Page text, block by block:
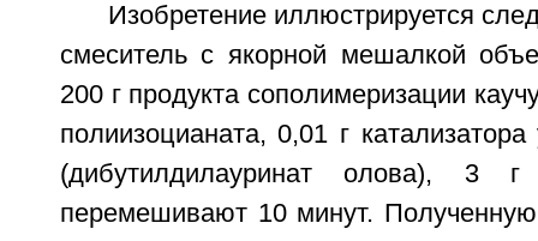
Изобретение иллюстрируется
смеситель с якорной мешалкой
200 г продукта сополимеризации
полиизоцианата, 0,01 г катализатора
(дибутилдилауринат олова), 3 г
перемешивают 10 минут.